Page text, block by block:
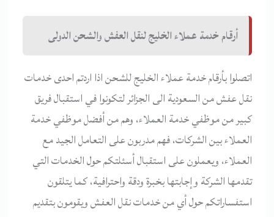
أرقام خدمة عملاء الخليج لنقل العفش والشحن الدولى
اتصلوا بأرقام خدمة عملاء الخليج للشحن اذا اردتم احدى خدمات
نقل عفش من السعودية الى الجزائر لتكونوا في استقبال فريق
كبير من موظفي خدمة العملاء، وهم من أفضل موظفي خدمة
العملاء بين الشركات، فهم مدربون على التعامل الجيد مع
العملاء، ويعملون على استقبال أسئلتكم حول الخدمات التي
تقدمها الشركة وإجابتها بخبرة ودقة واحترافية، كما يتلقون
استفساراتكم حول أي من خدمات نقل العفش ويقومون بتقديم